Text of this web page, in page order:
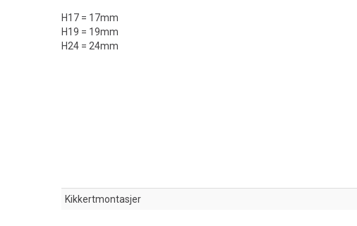
H17 = 17mm
H19 = 19mm
H24 = 24mm
Kikkertmontasjer